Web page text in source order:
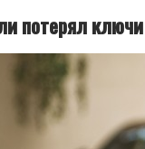
потерял